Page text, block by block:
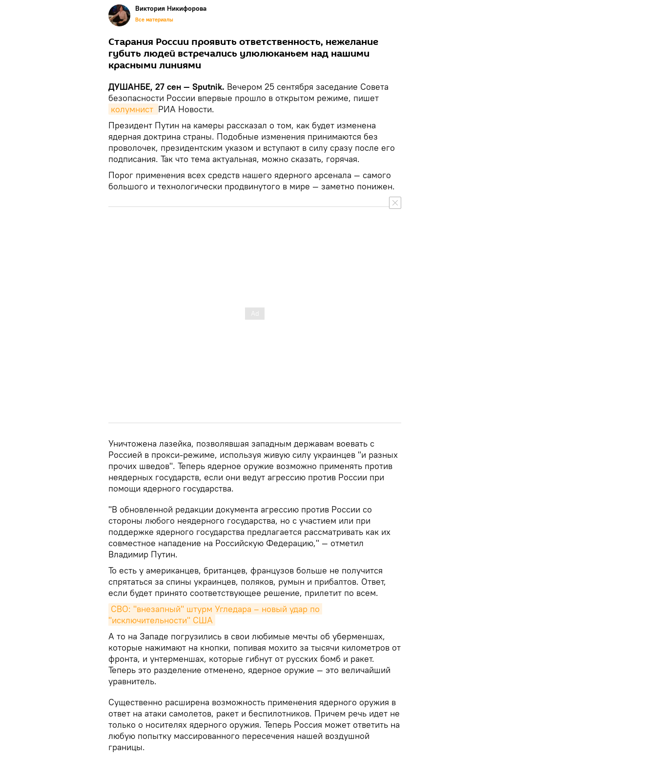
Виктория Никифорова
Все материалы
Старания России проявить ответственность, нежелание
губить людей встречались улюлюканьем над нашими
красными линиями
ДУШАНБЕ, 27 сен — Sputnik. Вечером 25 сентября заседание Совета
безопасности России впервые прошло в открытом режиме, пишет
колумнист РИА Новости.
Президент Путин на камеры рассказал о том, как будет изменена
ядерная доктрина страны. Подобные изменения принимаются без
проволочек, президентским указом и вступают в силу сразу после его
подписания. Так что тема актуальная, можно сказать, горячая.
Порог применения всех средств нашего ядерного арсенала — самого
большого и технологически продвинутого в мире — заметно понижен.
Уничтожена лазейка, позволявшая западным державам воевать с
Россией в прокси-режиме, используя живую силу украинцев "и разных
прочих шведов". Теперь ядерное оружие возможно применять против
неядерных государств, если они ведут агрессию против России при
помощи ядерного государства.
"В обновленной редакции документа агрессию против России со
стороны любого неядерного государства, но с участием или при
поддержке ядерного государства предлагается рассматривать как их
совместное нападение на Российскую Федерацию," — отметил
Владимир Путин.
То есть у американцев, британцев, французов больше не получится
спрятаться за спины украинцев, поляков, румын и прибалтов. Ответ,
если будет принято соответствующее решение, прилетит по всем.
СВО: "внезапный" штурм Угледара – новый удар по
"исключительности" США
А то на Западе погрузились в свои любимые мечты об уберменшах,
которые нажимают на кнопки, попивая мохито за тысячи километров от
фронта, и унтерменшах, которые гибнут от русских бомб и ракет.
Теперь это разделение отменено, ядерное оружие — это величайший
уравнитель.
Существенно расширена возможность применения ядерного оружия в
ответ на атаки самолетов, ракет и беспилотников. Причем речь идет не
только о носителях ядерного оружия. Теперь Россия может ответить на
любую попытку массированного пересечения нашей воздушной
границы.